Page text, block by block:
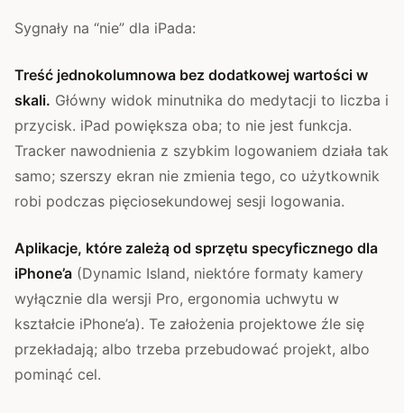
Sygnały na “nie” dla iPada:
Treść jednokolumnowa bez dodatkowej wartości w
skali. Główny widok minutnika do medytacji to liczba i
przycisk. iPad powiększa oba; to nie jest funkcja.
Tracker nawodnienia z szybkim logowaniem działa tak
samo; szerszy ekran nie zmienia tego, co użytkownik
robi podczas pięciosekundowej sesji logowania.
Aplikacje, które zależą od sprzętu specyficznego dla
iPhone’a (Dynamic Island, niektóre formaty kamery
wyłącznie dla wersji Pro, ergonomia uchwytu w
kształcie iPhone’a). Te założenia projektowe źle się
przekładają; albo trzeba przebudować projekt, albo
pominąć cel.